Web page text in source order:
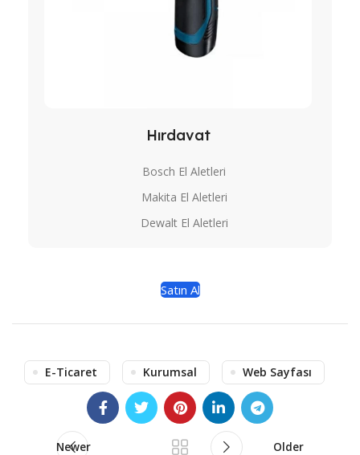
Hırdavat
Bosch El Aletleri
Makita El Aletleri
Dewalt El Aletleri
Satın Al
E-Ticaret Kurumsal Web Sayfası
Newer Older